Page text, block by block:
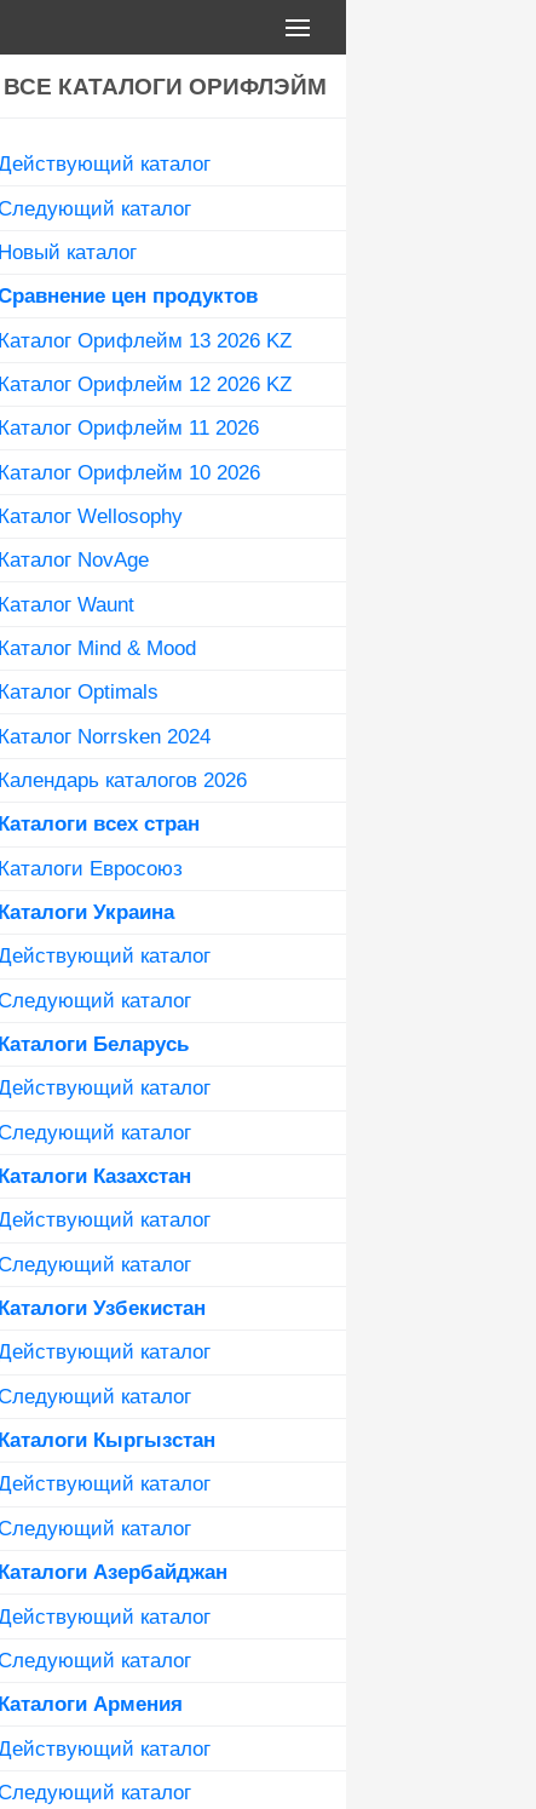
ВСЕ КАТАЛОГИ ОРИФЛЭЙМ
каталог
каталог
Новый каталог
цен продуктов
Каталог Орифлейм 13 2026 KZ
Каталог Орифлейм 12 2026 KZ
Каталог Орифлейм 11 2026
Каталог Орифлейм 10 2026
Каталог Wellosophy
Каталог NovAge
Каталог Waunt
Каталог Mind & Mood
Каталог Optimals
Каталог Norrsken 2024
Календарь каталогов 2026
Каталоги всех стран
Каталоги Евросоюз
Каталоги Украина
каталог
каталог
Каталоги Беларусь
каталог
каталог
Каталоги Казахстан
каталог
каталог
Каталоги Узбекистан
каталог
каталог
Каталоги Кыргызстан
каталог
каталог
Каталоги Азербайджан
каталог
каталог
Каталоги Армения
каталог
каталог